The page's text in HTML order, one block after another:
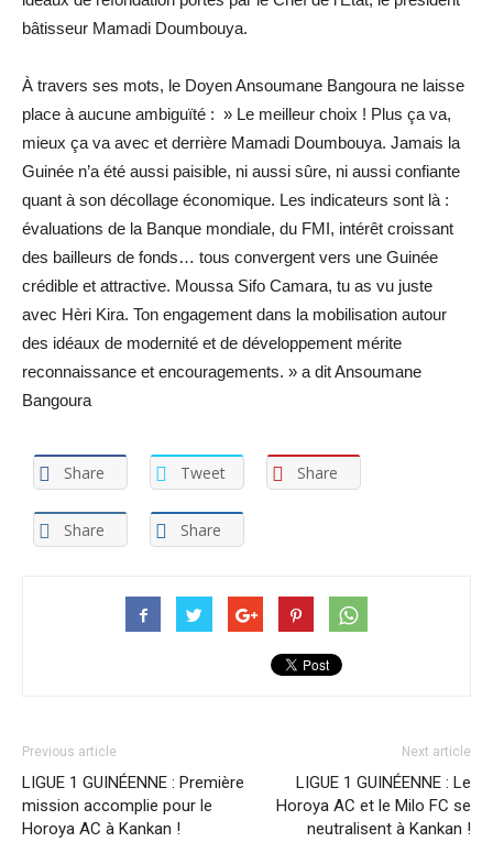
bâtisseur Mamadi Doumbouya.
À travers ses mots, le Doyen Ansoumane Bangoura ne laisse
place à aucune ambiguïté : » Le meilleur choix ! Plus ça va,
mieux ça va avec et derrière Mamadi Doumbouya. Jamais la
Guinée n’a été aussi paisible, ni aussi sûre, ni aussi confiante
quant à son décollage économique. Les indicateurs sont là :
évaluations de la Banque mondiale, du FMI, intérêt croissant
des bailleurs de fonds… tous convergent vers une Guinée
crédible et attractive. Moussa Sifo Camara, tu as vu juste
avec Hèri Kira. Ton engagement dans la mobilisation autour
des idéaux de modernité et de développement mérite
reconnaissance et encouragements. » a dit Ansoumane
Bangoura
Share Tweet Share
Share Share
Previous article
LIGUE 1 GUINÉENNE : Première
mission accomplie pour le
Horoya AC à Kankan !
Next article
LIGUE 1 GUINÉENNE : Le
Horoya AC et le Milo FC se
neutralisent à Kankan !